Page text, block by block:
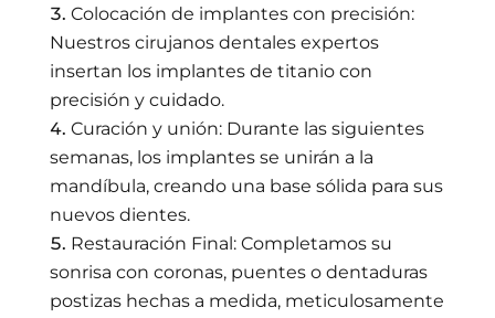
Colocación de implantes con precisión:
Nuestros cirujanos dentales expertos
insertan los implantes de titanio con
precisión y cuidado.
Curación y unión: Durante las siguientes
semanas, los implantes se unirán a la
mandíbula, creando una base sólida para sus
nuevos dientes.
Restauración Final: Completamos su
sonrisa con coronas, puentes o dentaduras
postizas hechas a medida, meticulosamente